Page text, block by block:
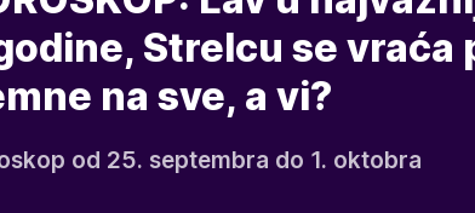
Strelcu se vraća
na sve, a vi?
od 25. septembra do 1. oktobra